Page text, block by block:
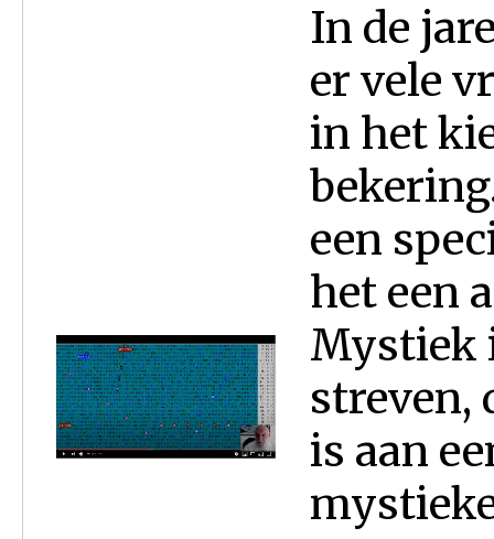
In de
er vele
in het
een
het een
Mystiek
streven,
is aan